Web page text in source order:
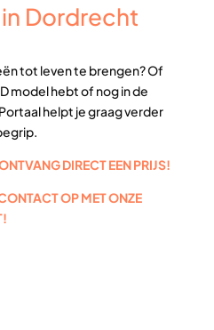
Dordrecht
tot leven te brengen? Of
model hebt of nog in de
helpt je graag verder
DIRECT EEN PRIJS!
OP MET ONZE